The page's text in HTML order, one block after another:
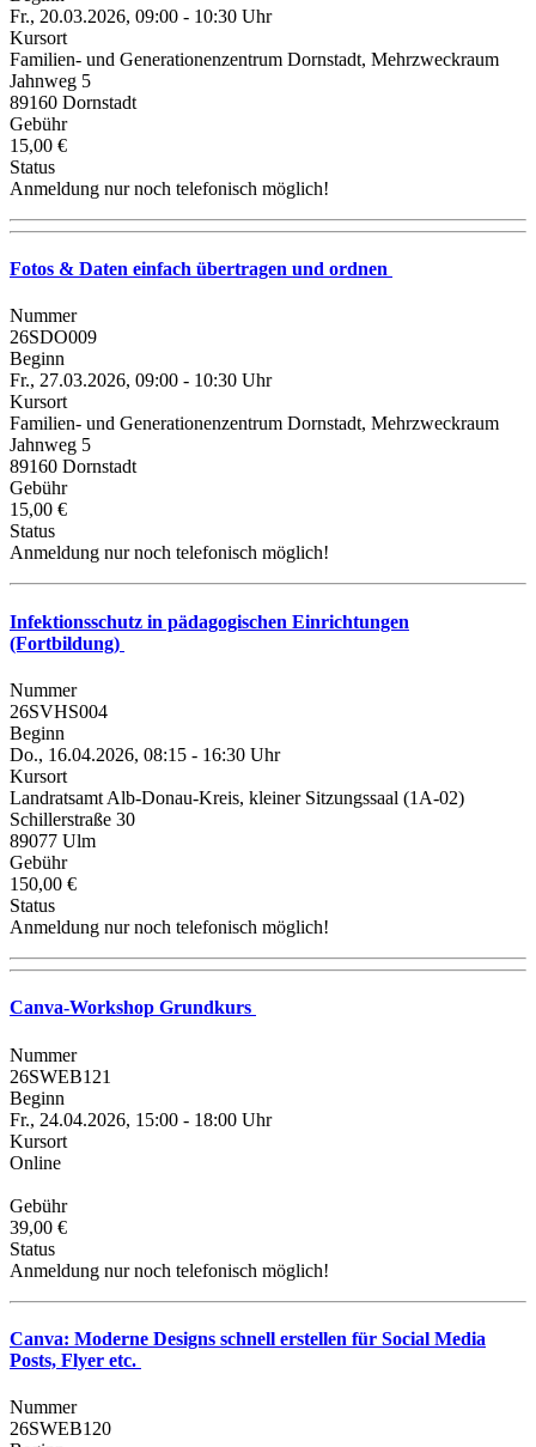
Fr., 20.03.2026, 09:00 - 10:30 Uhr
Kursort
Familien- und Generationenzentrum Dornstadt, Mehrzweckraum
Jahnweg 5
89160 Dornstadt
Gebühr
15,00 €
Status
Anmeldung nur noch telefonisch möglich!
Fotos & Daten einfach übertragen und ordnen
Nummer
26SDO009
Beginn
Fr., 27.03.2026, 09:00 - 10:30 Uhr
Kursort
Familien- und Generationenzentrum Dornstadt, Mehrzweckraum
Jahnweg 5
89160 Dornstadt
Gebühr
15,00 €
Status
Anmeldung nur noch telefonisch möglich!
Infektionsschutz in pädagogischen Einrichtungen
(Fortbildung)
Nummer
26SVHS004
Beginn
Do., 16.04.2026, 08:15 - 16:30 Uhr
Kursort
Landratsamt Alb-Donau-Kreis, kleiner Sitzungssaal (1A-02)
Schillerstraße 30
89077 Ulm
Gebühr
150,00 €
Status
Anmeldung nur noch telefonisch möglich!
Canva-Workshop Grundkurs
Nummer
26SWEB121
Beginn
Fr., 24.04.2026, 15:00 - 18:00 Uhr
Kursort
Online
Gebühr
39,00 €
Status
Anmeldung nur noch telefonisch möglich!
Canva: Moderne Designs schnell erstellen für Social Media
Posts, Flyer etc.
Nummer
26SWEB120